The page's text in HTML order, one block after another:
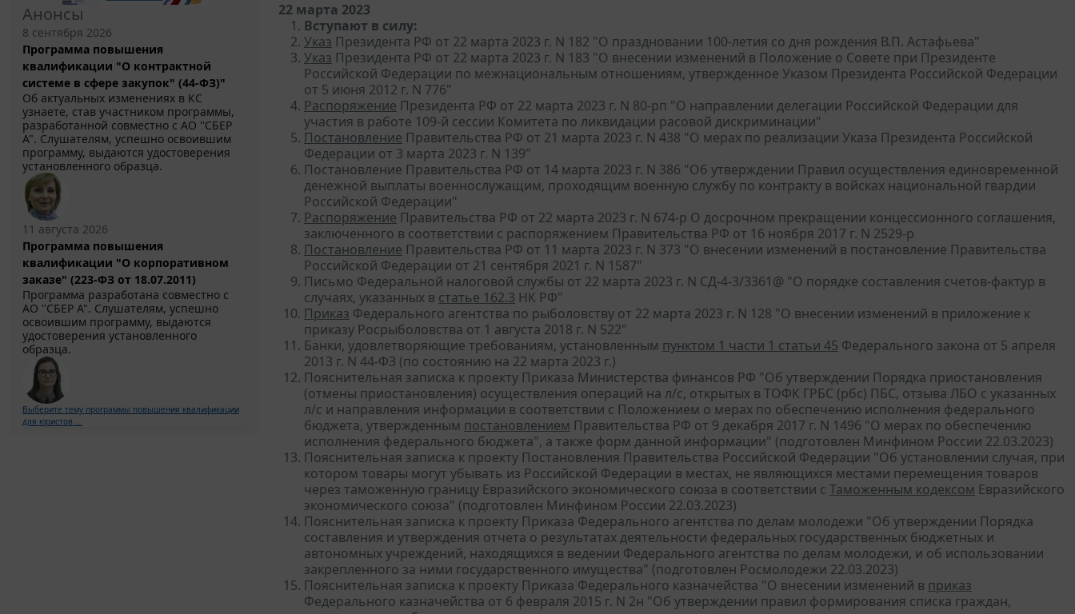
Анонсы
8 сентября 2026
Программа повышения
квалификации "О контрактной
системе в сфере закупок" (44-ФЗ)"
Об актуальных изменениях в КС
узнаете, став участником программы,
разработанной совместно с АО ''СБЕР
А". Слушателям, успешно освоившим
программу, выдаются удостоверения
установленного образца.
11 августа 2026
Программа повышения
квалификации "О корпоративном
заказе" (223-ФЗ от 18.07.2011)
Программа разработана совместно с
АО ''СБЕР А". Слушателям, успешно
освоившим программу, выдаются
удостоверения установленного
образца.
Выберите тему программы повышения квалификации
для юристов ...
22 марта 2023
Вступают в силу:
Указ Президента РФ от 22 марта 2023 г. N 182 "О праздновании 100-летия со дня рождения В.П. Астафьева"
Указ Президента РФ от 22 марта 2023 г. N 183 "О внесении изменений в Положение о Совете при Президенте
Российской Федерации по межнациональным отношениям, утвержденное Указом Президента Российской Федерации
от 5 июня 2012 г. N 776"
Распоряжение Президента РФ от 22 марта 2023 г. N 80-рп "О направлении делегации Российской Федерации для
участия в работе 109-й сессии Комитета по ликвидации расовой дискриминации"
Постановление Правительства РФ от 21 марта 2023 г. N 438 "О мерах по реализации Указа Президента Российской
Федерации от 3 марта 2023 г. N 139"
Постановление Правительства РФ от 14 марта 2023 г. N 386 "Об утверждении Правил осуществления единовременной
денежной выплаты военнослужащим, проходящим военную службу по контракту в войсках национальной гвардии
Российской Федерации"
Распоряжение Правительства РФ от 22 марта 2023 г. N 674-р О досрочном прекращении концессионного соглашения,
заключенного в соответствии с распоряжением Правительства РФ от 16 ноября 2017 г. N 2529-р
Постановление Правительства РФ от 11 марта 2023 г. N 373 "О внесении изменений в постановление Правительства
Российской Федерации от 21 сентября 2021 г. N 1587"
Письмо Федеральной налоговой службы от 22 марта 2023 г. N СД-4-3/3361@ "О порядке составления счетов-фактур в
случаях, указанных в статье 162.3 НК РФ"
Приказ Федерального агентства по рыболовству от 22 марта 2023 г. N 128 "О внесении изменений в приложение к
приказу Росрыболовства от 1 августа 2018 г. N 522"
Банки, удовлетворяющие требованиям, установленным пунктом 1 части 1 статьи 45 Федерального закона от 5 апреля
2013 г. N 44-ФЗ (по состоянию на 22 марта 2023 г.)
Пояснительная записка к проекту Приказа Министерства финансов РФ "Об утверждении Порядка приостановления
(отмены приостановления) осуществления операций на л/с, открытых в ТОФК ГРБС (рбс) ПБС, отзыва ЛБО с указанных
л/с и направления информации в соответствии с Положением о мерах по обеспечению исполнения федерального
бюджета, утвержденным постановлением Правительства РФ от 9 декабря 2017 г. N 1496 "О мерах по обеспечению
исполнения федерального бюджета", а также форм данной информации" (подготовлен Минфином России 22.03.2023)
Пояснительная записка к проекту Постановления Правительства Российской Федерации "Об установлении случая, при
котором товары могут убывать из Российской Федерации в местах, не являющихся местами перемещения товаров
через таможенную границу Евразийского экономического союза в соответствии с Таможенным кодексом Евразийского
экономического союза" (подготовлен Минфином России 22.03.2023)
Пояснительная записка к проекту Приказа Федерального агентства по делам молодежи "Об утверждении Порядка
составления и утверждения отчета о результатах деятельности федеральных государственных бюджетных и
автономных учреждений, находящихся в ведении Федерального агентства по делам молодежи, и об использовании
закрепленного за ними государственного имущества" (подготовлен Росмолодежи 22.03.2023)
Пояснительная записка к проекту Приказа Федерального казначейства "О внесении изменений в приказ
Федерального казначейства от 6 февраля 2015 г. N 2н "Об утверждении правил формирования списка граждан,